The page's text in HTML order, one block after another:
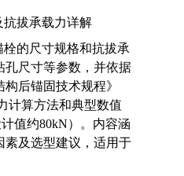
抗拔承载力详解
的尺寸规格和抗拔承
孔尺寸等参数，并依据
后锚固技术规程》
计算方法和典型数值
值约80kN）。内容涵
素及选型建议，适用于